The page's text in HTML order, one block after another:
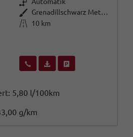
Außenfarbe
Grenadillschwarz Metallic
Kilometerstand
10 km
Wir rufen Sie anFahrzeugexposé (PDF)
5,80 l/100km
g/km